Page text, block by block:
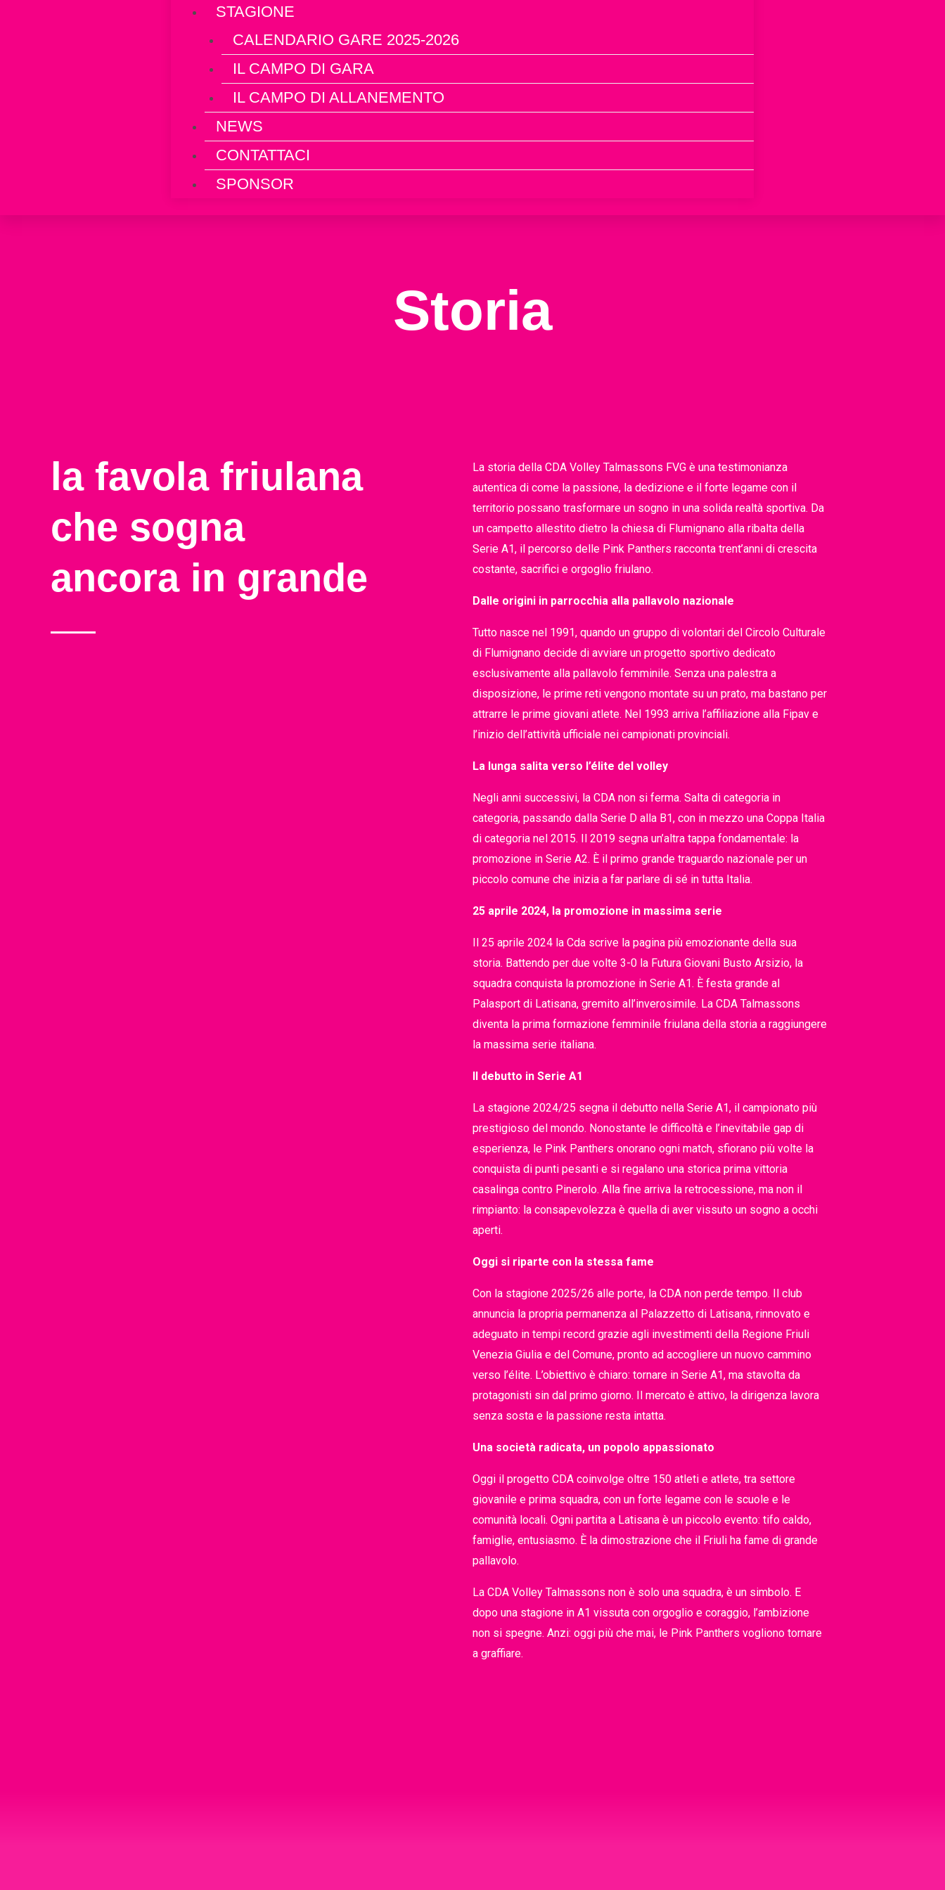
STAGIONE
CALENDARIO GARE 2025-2026
IL CAMPO DI GARA
IL CAMPO DI ALLANEMENTO
NEWS
CONTATTACI
SPONSOR
Storia
la favola friulana
che sogna
ancora in grande​
La storia della CDA Volley Talmassons FVG è una testimonianza
autentica di come la passione, la dedizione e il forte legame con il
territorio possano trasformare un sogno in una solida realtà sportiva. Da
un campetto allestito dietro la chiesa di Flumignano alla ribalta della
Serie A1, il percorso delle Pink Panthers racconta trent’anni di crescita
costante, sacrifici e orgoglio friulano.
Dalle origini in parrocchia alla pallavolo nazionale
Tutto nasce nel 1991, quando un gruppo di volontari del Circolo Culturale
di Flumignano decide di avviare un progetto sportivo dedicato
esclusivamente alla pallavolo femminile. Senza una palestra a
disposizione, le prime reti vengono montate su un prato, ma bastano per
attrarre le prime giovani atlete. Nel 1993 arriva l’affiliazione alla Fipav e
l’inizio dell’attività ufficiale nei campionati provinciali.
La lunga salita verso l’élite del volley
Negli anni successivi, la CDA non si ferma. Salta di categoria in
categoria, passando dalla Serie D alla B1, con in mezzo una Coppa Italia
di categoria nel 2015. Il 2019 segna un’altra tappa fondamentale: la
promozione in Serie A2. È il primo grande traguardo nazionale per un
piccolo comune che inizia a far parlare di sé in tutta Italia.
25 aprile 2024, la promozione in massima serie
Il 25 aprile 2024 la Cda scrive la pagina più emozionante della sua
storia. Battendo per due volte 3-0 la Futura Giovani Busto Arsizio, la
squadra conquista la promozione in Serie A1. È festa grande al
Palasport di Latisana, gremito all’inverosimile. La CDA Talmassons
diventa la prima formazione femminile friulana della storia a raggiungere
la massima serie italiana.
Il debutto in Serie A1
La stagione 2024/25 segna il debutto nella Serie A1, il campionato più
prestigioso del mondo. Nonostante le difficoltà e l’inevitabile gap di
esperienza, le Pink Panthers onorano ogni match, sfiorano più volte la
conquista di punti pesanti e si regalano una storica prima vittoria
casalinga contro Pinerolo. Alla fine arriva la retrocessione, ma non il
rimpianto: la consapevolezza è quella di aver vissuto un sogno a occhi
aperti.
Oggi si riparte con la stessa fame
Con la stagione 2025/26 alle porte, la CDA non perde tempo. Il club
annuncia la propria permanenza al Palazzetto di Latisana, rinnovato e
adeguato in tempi record grazie agli investimenti della Regione Friuli
Venezia Giulia e del Comune, pronto ad accogliere un nuovo cammino
verso l’élite. L’obiettivo è chiaro: tornare in Serie A1, ma stavolta da
protagonisti sin dal primo giorno. Il mercato è attivo, la dirigenza lavora
senza sosta e la passione resta intatta.
Una società radicata, un popolo appassionato
Oggi il progetto CDA coinvolge oltre 150 atleti e atlete, tra settore
giovanile e prima squadra, con un forte legame con le scuole e le
comunità locali. Ogni partita a Latisana è un piccolo evento: tifo caldo,
famiglie, entusiasmo. È la dimostrazione che il Friuli ha fame di grande
pallavolo.
La CDA Volley Talmassons non è solo una squadra, è un simbolo. E
dopo una stagione in A1 vissuta con orgoglio e coraggio, l’ambizione
non si spegne. Anzi: oggi più che mai, le Pink Panthers vogliono tornare
a graffiare.